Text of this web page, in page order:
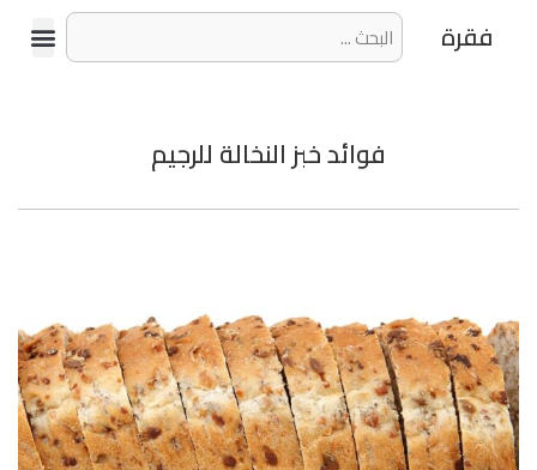
فقرة
فوائد خبز النخالة للرجيم